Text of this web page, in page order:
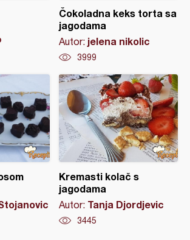
Čokoladna keks torta sa
jagodama
Autor: jelena nikolic
3999
Kremasti kolač s
jagodama
Autor: Tanja Djordjevic
3445